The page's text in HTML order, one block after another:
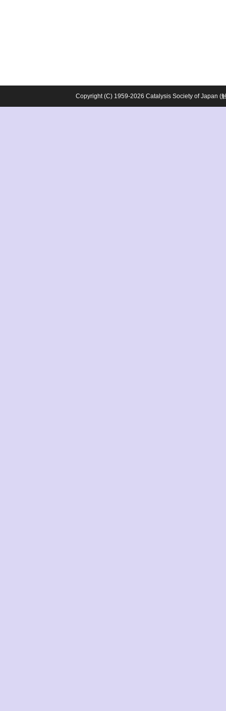
Copyright (C) 1959-2026 Catalysis Society of Japan (